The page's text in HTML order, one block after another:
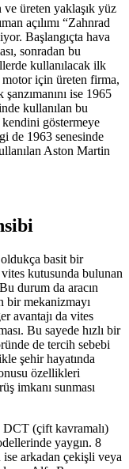
üreten yaklaşık yüz
açılımı “Zahnrad
Başlangıçta hava
sonradan bu
kullanılacak ilk
motor için üreten firma,
ise 1965
kullanılan bu
kendini göstermeye
de 1963 senesinde
Aston Martin
oldukça basit bir
vites kutusunda bulunan
durum da aracın
bir mekanizmayı
avantajı da vites
Bu sayede hızlı bir
de tercih sebebi
şehir hayatında
özellikleri
imkanı sunması
DCT (çift kavramalı)
yaygın. 8
arkadan çekişli veya